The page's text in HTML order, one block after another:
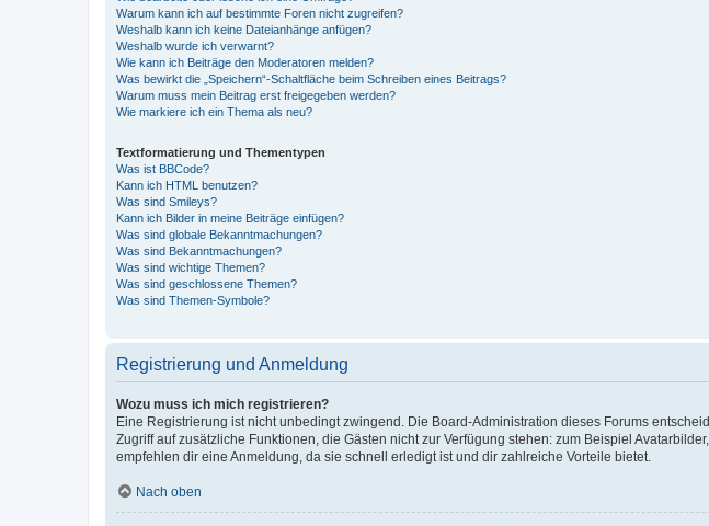
Warum kann ich auf bestimmte Foren nicht zugreifen?
Weshalb kann ich keine Dateianhänge anfügen?
Weshalb wurde ich verwarnt?
Wie kann ich Beiträge den Moderatoren melden?
Was bewirkt die „Speichern“-Schaltfläche beim Schreiben eines Beitrags?
Warum muss mein Beitrag erst freigegeben werden?
Wie markiere ich ein Thema als neu?
Textformatierung und Thementypen
Was ist BBCode?
Kann ich HTML benutzen?
Was sind Smileys?
Kann ich Bilder in meine Beiträge einfügen?
Was sind globale Bekanntmachungen?
Was sind Bekanntmachungen?
Was sind wichtige Themen?
Was sind geschlossene Themen?
Was sind Themen-Symbole?
Registrierung und Anmeldung
Wozu muss ich mich registrieren?
Eine Registrierung ist nicht unbedingt zwingend. Die Board-Administration dieses Forums
Zugriff auf zusätzliche Funktionen, die Gästen nicht zur Verfügung stehen: zum Beispiel
empfehlen dir eine Anmeldung, da sie schnell erledigt ist und dir zahlreiche Vorteile bietet.
Nach oben